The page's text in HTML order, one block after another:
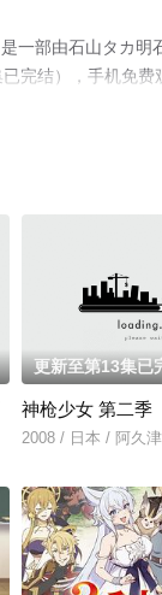
一部由石山タカ
完结），手机免
更新至第13集已
神枪少女 第二季
2008 / 日本 / 阿久